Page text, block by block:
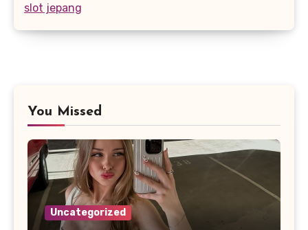
slot jepang
You Missed
Uncategorized